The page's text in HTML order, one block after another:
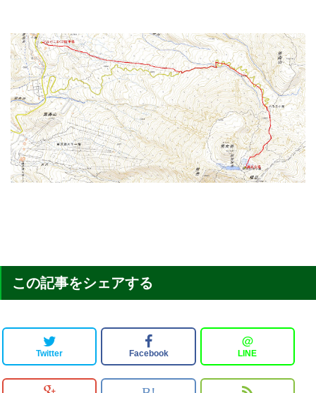
この記事をシェアする
Twitter Facebook
＠
LINE